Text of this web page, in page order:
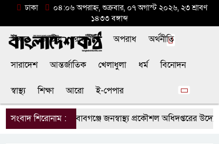
ঢাকা
০৪:০৬ অপরাহ্ন, শুক্রবার, ০৭ অগাস্ট ২০২৬, ২৩ শ্রাবণ
১৪৩৩ বঙ্গাব্দ
প্রচ্ছদ জাতীয় রাজনীতি অপরাধ অর্থনীতি
সারাদেশ আন্তর্জাতিক খেলাধুলা ধর্ম বিনোদন
স্বাস্থ্য শিক্ষা আরো ই-পেপার
সংবাদ শিরোনাম :চাঁপাইনবাবগঞ্জে জনস্বাস্থ্য প্রকৌশল অধিদপ্তরের